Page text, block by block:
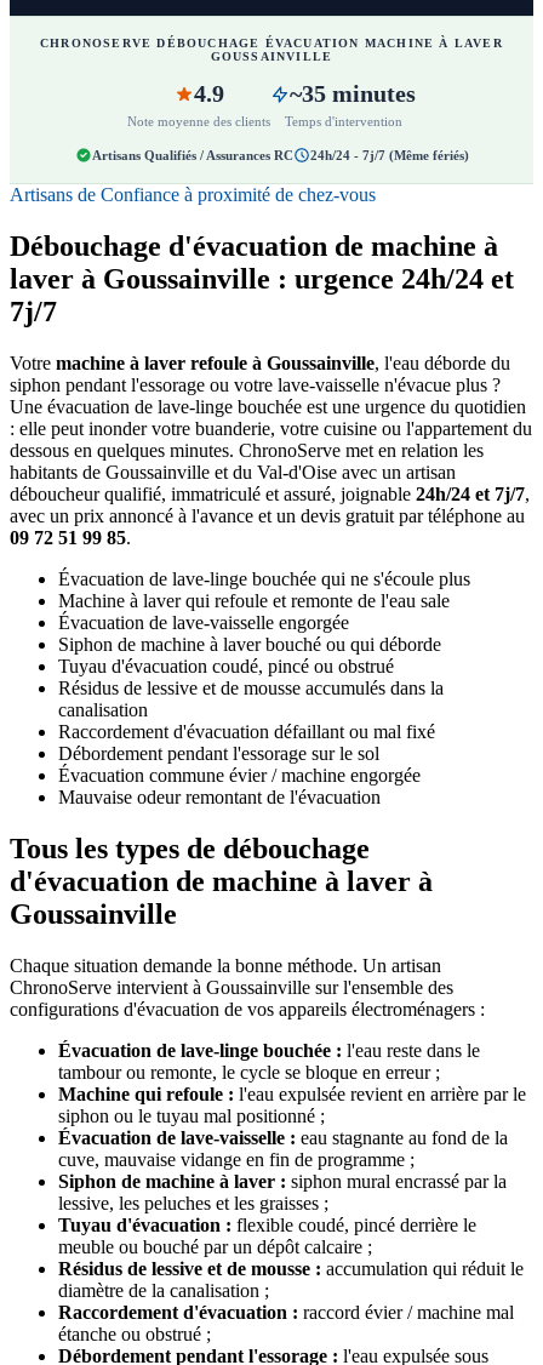
CHRONOSERVE DÉBOUCHAGE ÉVACUATION MACHINE À LAVER
GOUSSAINVILLE
4.9
Note moyenne des clients
~35 minutes
Temps d'intervention
Artisans Qualifiés / Assurances RC 24h/24 - 7j/7 (Même fériés)
Artisans de Confiance à proximité de chez-vous
Débouchage d'évacuation de machine à
laver à Goussainville : urgence 24h/24 et
7j/7
Votre machine à laver refoule à Goussainville, l'eau déborde du
siphon pendant l'essorage ou votre lave-vaisselle n'évacue plus ?
Une évacuation de lave-linge bouchée est une urgence du quotidien
: elle peut inonder votre buanderie, votre cuisine ou l'appartement du
dessous en quelques minutes. ChronoServe met en relation les
habitants de Goussainville et du Val-d'Oise avec un artisan
déboucheur qualifié, immatriculé et assuré, joignable 24h/24 et 7j/7,
avec un prix annoncé à l'avance et un devis gratuit par téléphone au
09 72 51 99 85.
Évacuation de lave-linge bouchée qui ne s'écoule plus
Machine à laver qui refoule et remonte de l'eau sale
Évacuation de lave-vaisselle engorgée
Siphon de machine à laver bouché ou qui déborde
Tuyau d'évacuation coudé, pincé ou obstrué
Résidus de lessive et de mousse accumulés dans la
canalisation
Raccordement d'évacuation défaillant ou mal fixé
Débordement pendant l'essorage sur le sol
Évacuation commune évier / machine engorgée
Mauvaise odeur remontant de l'évacuation
Tous les types de débouchage
d'évacuation de machine à laver à
Goussainville
Chaque situation demande la bonne méthode. Un artisan
ChronoServe intervient à Goussainville sur l'ensemble des
configurations d'évacuation de vos appareils électroménagers :
Évacuation de lave-linge bouchée : l'eau reste dans le
tambour ou remonte, le cycle se bloque en erreur ;
Machine qui refoule : l'eau expulsée revient en arrière par le
siphon ou le tuyau mal positionné ;
Évacuation de lave-vaisselle : eau stagnante au fond de la
cuve, mauvaise vidange en fin de programme ;
Siphon de machine à laver : siphon mural encrassé par la
lessive, les peluches et les graisses ;
Tuyau d'évacuation : flexible coudé, pincé derrière le
meuble ou bouché par un dépôt calcaire ;
Résidus de lessive et de mousse : accumulation qui réduit le
diamètre de la canalisation ;
Raccordement d'évacuation : raccord évier / machine mal
étanche ou obstrué ;
Débordement pendant l'essorage : l'eau expulsée sous